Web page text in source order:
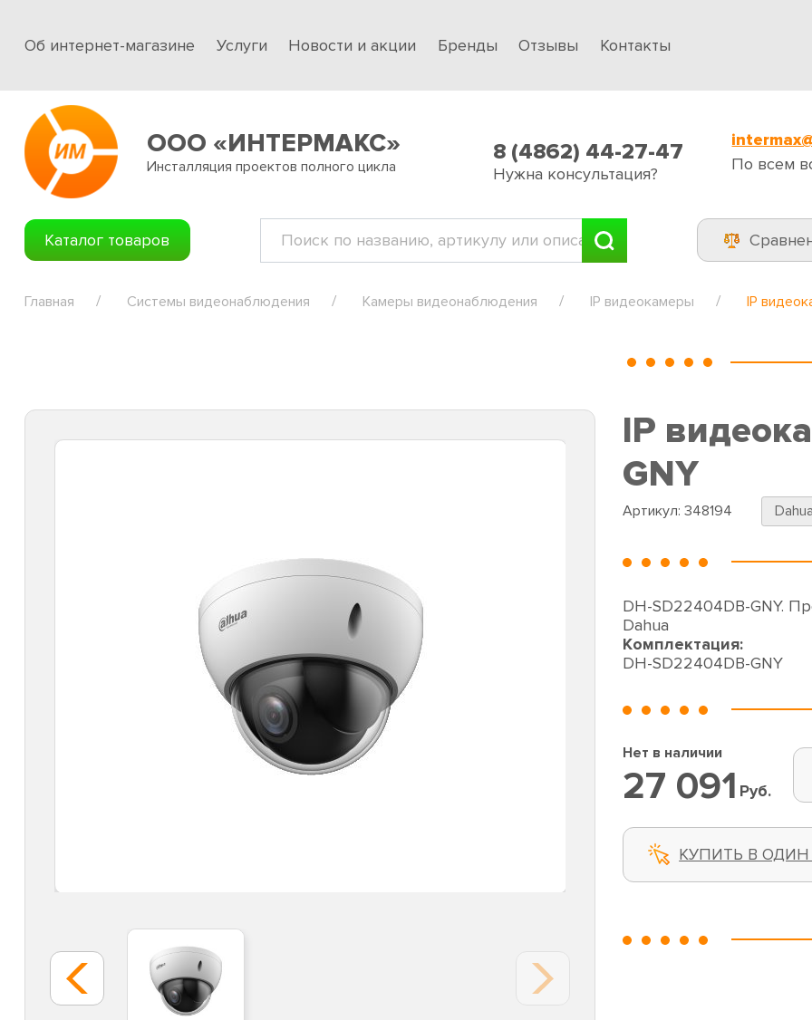
Об интернет-магазине Услуги Новости и акции Бренды Отзывы Контакты
ООО «ИНТЕРМАКС»
Инсталляция проектов полного цикла
8 (4862) 44-27-47
Нужна консультация?
По всем
Каталог товаров
Главная Системы видеонаблюдения Камеры видеонаблюдения IP видеокамеры IP
IP
GNY
Артикул: 348194
DH-SD22404DB-GNY.
Dahua
Комплектация:
DH-SD22404DB-GNY
Нет в наличии
27 091 Руб.
КУПИТЬ В